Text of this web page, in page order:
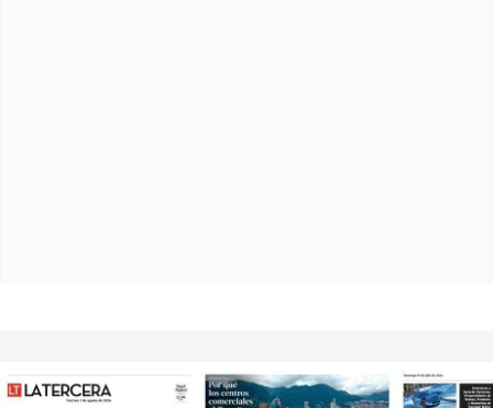
Opens in new window Opens in